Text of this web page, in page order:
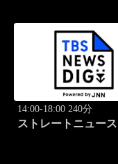
14:00-18:00 240分
ストレートニュース